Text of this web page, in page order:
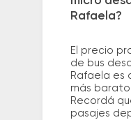
Rafaela?
El precio
de bus
Rafaela es
más
Recordá
pasajes